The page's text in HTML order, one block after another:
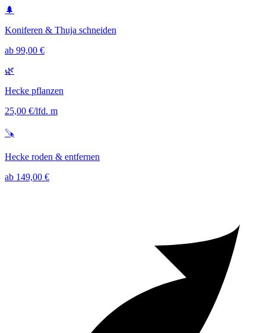
🌲
Koniferen & Thuja schneiden
ab 99,00 €
🌿
Hecke pflanzen
25,00 €/lfd. m
🪚
Hecke roden & entfernen
ab 149,00 €